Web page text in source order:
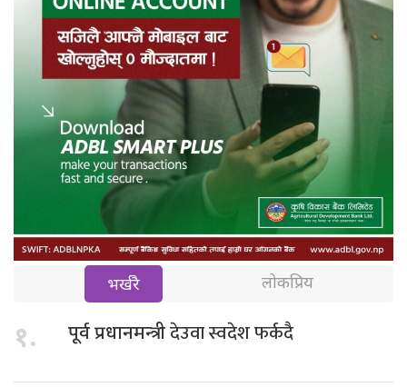
भर्खरै लोकप्रिय
१. पूर्व प्रधानमन्त्रीदेउवा स्वदेश फर्कदै